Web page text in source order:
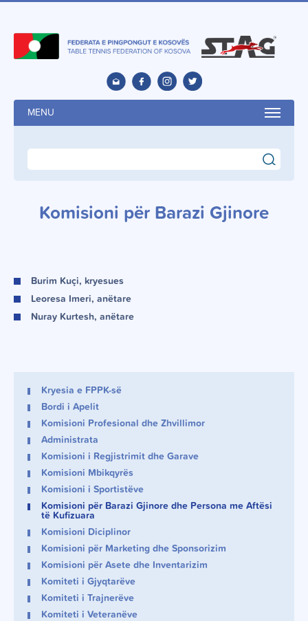
MENU
search
Komisioni për Barazi Gjinore
Burim Kuçi, kryesues
Leoresa Imeri, anëtare
Nuray Kurtesh, anëtare
Kryesia e FPPK-së
Bordi i Apelit
Komisioni Profesional dhe Zhvillimor
Administrata
Komisioni i Regjistrimit dhe Garave
Komisioni Mbikqyrës
Komisioni i Sportistëve
Komisioni për Barazi Gjinore dhe Persona me Aftësi
të Kufizuara
Komisioni Diciplinor
Komisioni për Marketing dhe Sponsorizim
Komisioni për Asete dhe Inventarizim
Komiteti i Gjyqtarëve
Komiteti i Trajnerëve
Komiteti i Veteranëve